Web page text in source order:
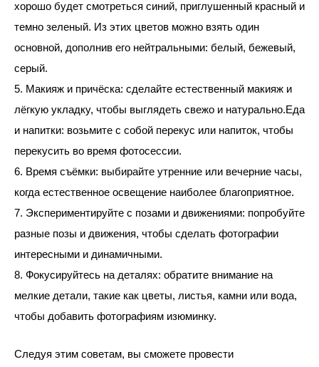
хорошо будет смотреться синий, приглушенный красный и
темно зеленый. Из этих цветов можно взять один
основной, дополнив его нейтральными: белый, бежевый,
серый.
5. Макияж и причёска: сделайте естественный макияж и
лёгкую укладку, чтобы выглядеть свежо и натурально.Еда
и напитки: возьмите с собой перекус или напиток, чтобы
перекусить во время фотосессии.
6. Время съёмки: выбирайте утренние или вечерние часы,
когда естественное освещение наиболее благоприятное.
7. Экспериментируйте с позами и движениями: попробуйте
разные позы и движения, чтобы сделать фотографии
интересными и динамичными.
8. Фокусируйтесь на деталях: обратите внимание на
мелкие детали, такие как цветы, листья, камни или вода,
чтобы добавить фотографиям изюминку.
Следуя этим советам, вы сможете провести